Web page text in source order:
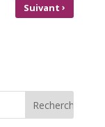
Suivant›